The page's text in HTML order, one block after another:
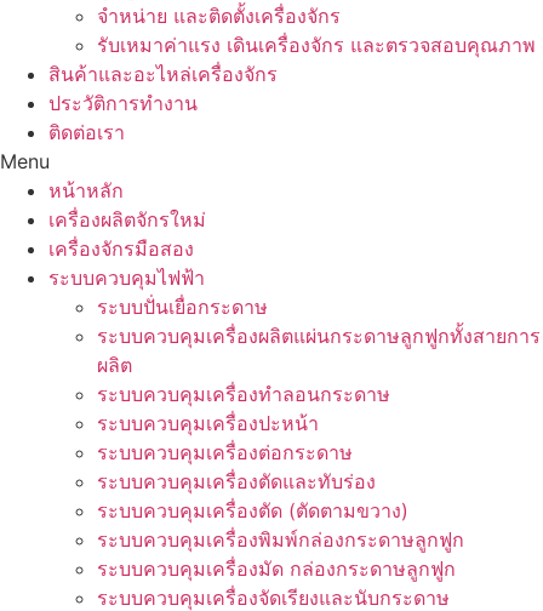
จำหน่าย และติดตั้งเครื่องจักร
รับเหมาค่าแรง เดินเครื่องจักร และตรวจสอบคุณภาพ
สินค้าและอะไหล่เครื่องจักร
ประวัติการทำงาน
ติดต่อเรา
Menu
หน้าหลัก
เครื่องผลิตจักรใหม่
เครื่องจักรมือสอง
ระบบควบคุมไฟฟ้า
ระบบปั่นเยื่อกระดาษ
ระบบควบคุมเครื่องผลิตแผ่นกระดาษลูกฟูกทั้งสายการ
ผลิต
ระบบควบคุมเครื่องทำลอนกระดาษ
ระบบควบคุมเครื่องปะหน้า
ระบบควบคุมเครื่องต่อกระดาษ
ระบบควบคุมเครื่องตัดและทับร่อง
ระบบควบคุมเครื่องตัด (ตัดตามขวาง)
ระบบควบคุมเครื่องพิมพ์กล่องกระดาษลูกฟูก
ระบบควบคุมเครื่องมัด กล่องกระดาษลูกฟูก
ระบบควบคุมเครื่องจัดเรียงและนับกระดาษ